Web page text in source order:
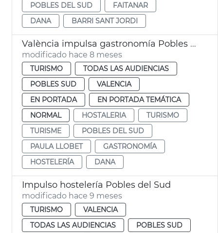
POBLES DEL SUD
FAITANAR
DANA
BARRI SANT JORDI
València impulsa gastronomía Pobles del Sud afectados dana
modificado hace 8 meses
TURISMO
TODAS LAS AUDIENCIAS
POBLES SUD
VALENCIA
EN PORTADA
EN PORTADA TEMÁTICA
NORMAL
HOSTALERIA
TURISMO
TURISME
POBLES DEL SUD
PAULA LLOBET
GASTRONOMÍA
HOSTELERÍA
DANA
Impulso hostelería Pobles del Sud
modificado hace 9 meses
TURISMO
VALENCIA
TODAS LAS AUDIENCIAS
POBLES SUD